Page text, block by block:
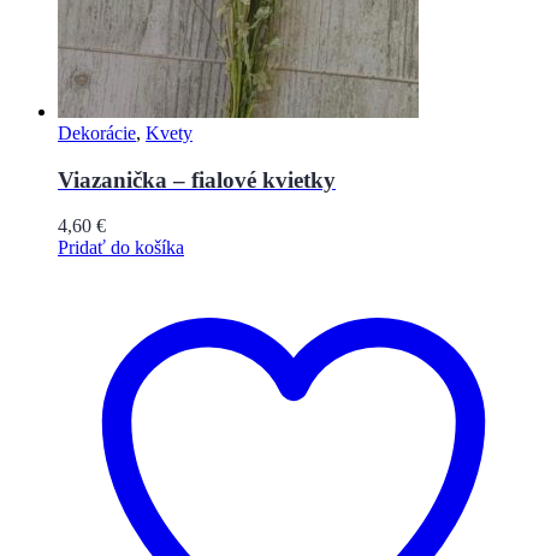
Dekorácie, Kvety
Viazanička – fialové kvietky
4,60 €
Pridať do košíka